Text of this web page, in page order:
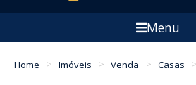
Menu
Home Imóveis Venda Casas